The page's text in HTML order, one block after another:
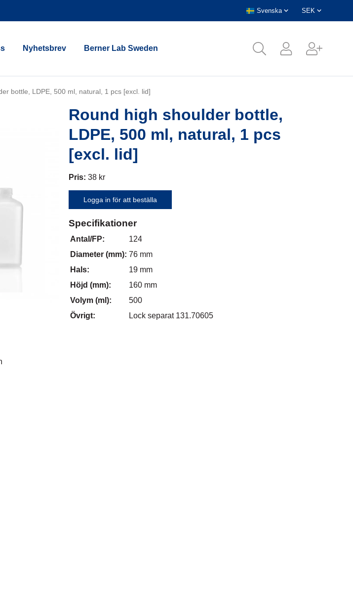
Nyhetsbrev Berner Lab Sweden
bottle, LDPE, 500 ml, natural, 1 pcs [excl. lid]
Round high shoulder bottle,
LDPE, 500 ml, natural, 1 pcs
[excl. lid]
Pris: 38 kr
Logga in för att beställa
Specifikationer
Antal/FP:
124
Diameter (mm): 76 mm
Hals:
19 mm
Höjd (mm):
160 mm
Volym (ml):
500
Övrigt:
Lock separat 131.70605